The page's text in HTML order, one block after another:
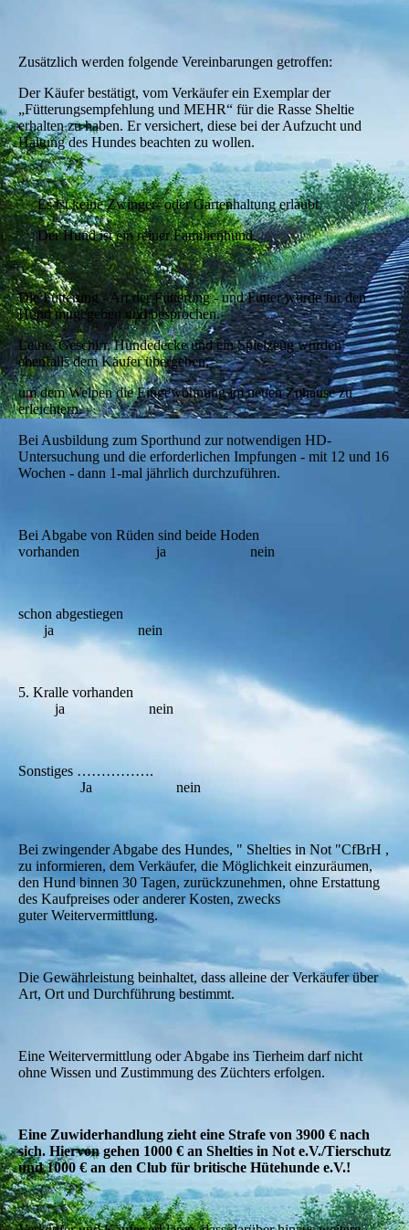
Zusätzlich werden folgende Vereinbarungen getroffen:
Der Käufer bestätigt, vom Verkäufer ein Exemplar der
„Fütterungsempfehlung und MEHR“ für die Rasse Sheltie
erhalten zu haben. Er versichert, diese bei der Aufzucht und
Haltung des Hundes beachten zu wollen.
¨Es ist keine Zwinger- oder Gartenhaltung erlaubt.
¨Der Hund ist ein reiner Familienhund.
Die Fütterung - Art der Fütterung - und Futter wurde für den
Hund mitgegeben und besprochen.
Leine, Geschirr, Hundedecke und ein Spielzeug wurden
ebenfalls dem Käufer übergeben,
um dem Welpen die Eingewöhnung im neuen Zuhause zu
erleichtern.
Bei Ausbildung zum Sporthund zur notwendigen HD-
Untersuchung und die erforderlichen Impfungen - mit 12 und 16
Wochen - dann 1-mal jährlich durchzuführen.
Bei Abgabe von Rüden sind beide Hoden
vorhanden ja nein
schon abgestiegen
ja nein
5. Kralle vorhanden
ja nein
Sonstiges …………….
Ja nein
Bei zwingender Abgabe des Hundes, " Shelties in Not "CfBrH ,
zu informieren, dem Verkäufer, die Möglichkeit einzuräumen,
den Hund binnen 30 Tagen, zurückzunehmen, ohne Erstattung
des Kaufpreises oder anderer Kosten, zwecks
guter Weitervermittlung.
Die Gewährleistung beinhaltet, dass alleine der Verkäufer über
Art, Ort und Durchführung bestimmt.
Eine Weitervermittlung oder Abgabe ins Tierheim darf nicht
ohne Wissen und Zustimmung des Züchters erfolgen.
Eine Zuwiderhandlung zieht eine Strafe von 3900 € nach
sich. Hiervon gehen 1000 € an Shelties in Not e.V./Tierschutz
und 1000 € an den Club für britische Hütehunde e.V.!